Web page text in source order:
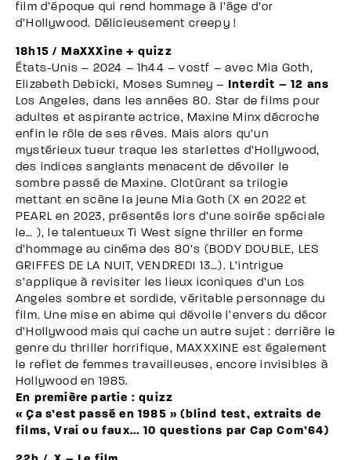
film d’époque qui rend hommage à l’âge d’or
d’Hollywood. Délicieusement creepy !
18h15 / MaXXXine + quizz
États-Unis – 2024 – 1h44 – vostf – avec Mia Goth,
Elizabeth Debicki, Moses Sumney –
Interdit – 12 ans
Los Angeles, dans les années 80. Star de films pour
adultes et aspirante actrice, Maxine Minx décroche
enfin le rôle de ses rêves. Mais alors qu’un
mystérieux tueur traque les starlettes d’Hollywood,
des indices sanglants menacent de dévoiler le
sombre passé de Maxine. Clotûrant sa trilogie
mettant en scène la jeune Mia Goth (X en 2022 et
PEARL en 2023, présentés lors d’une soirée spéciale
le… ), le talentueux Ti West signe thriller en forme
d’hommage au cinéma des 80’s (BODY DOUBLE, LES
GRIFFES DE LA NUIT, VENDREDI 13…). L’intrigue
s’applique à revisiter les lieux iconiques d’un Los
Angeles sombre et sordide, véritable personnage du
film. Une mise en abime qui dévoile l’envers du décor
d’Hollywood mais qui cache un autre sujet : derrière le
genre du thriller horrifique, MAXXXINE est également
le reflet de femmes travailleuses, encore invisibles à
Hollywood en 1985.
En première partie : quizz
« Ça s’est passé en 1985 » (blind test, extraits de
films, Vrai ou faux… 10 questions par Cap Com’64)